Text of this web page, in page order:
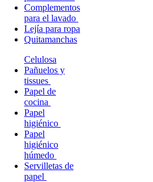
Complementos
para el lavado
Lejía para ropa
Quitamanchas
Celulosa
Pañuelos y
tissues
Papel de
cocina
Papel
higiénico
Papel
higiénico
húmedo
Servilletas de
papel